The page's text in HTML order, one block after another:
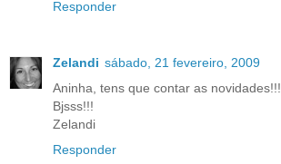
Responder
Zelandi sábado, 21 fevereiro, 2009
Aninha, tens que contar as novidades!!!
Bjsss!!!
Zelandi
Responder